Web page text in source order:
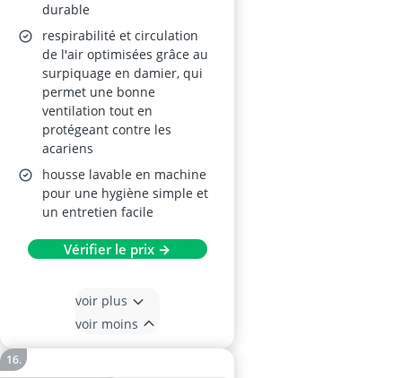
durable
respirabilité et circulation
de l'air optimisées grâce au
surpiquage en damier, qui
permet une bonne
ventilation tout en
protégeant contre les
acariens
housse lavable en machine
pour une hygiène simple et
un entretien facile
Vérifier le prix →
voir plus
voir moins